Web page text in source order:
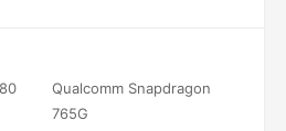
Qualcomm Snapdragon
765G